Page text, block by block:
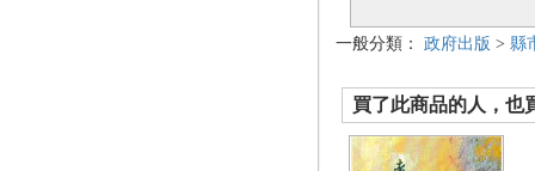
一般分類： 政府出版 > 縣
買了此商品的人，也